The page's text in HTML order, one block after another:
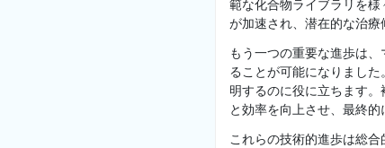
範な化合物ライブラリを
が加速され、潜在的な治療
もう一つの重要な進歩は
ることが可能になりまし
明するのに役に立ちます
と効率を向上させ、最終的
これらの技術的進歩は総